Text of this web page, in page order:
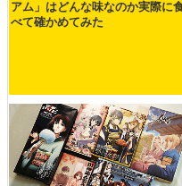
アム」はどんな味なのか実際に
べて確かめてみた